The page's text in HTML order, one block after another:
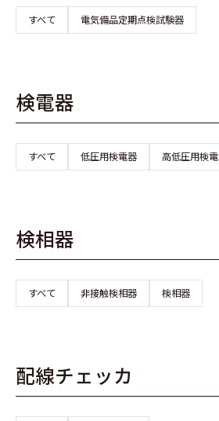
すべて 電気備品定期点検試験器
検電器
すべて 低圧用検電器 高低圧用検
検相器
すべて 非接触検相器 検相器
配線チェッカ